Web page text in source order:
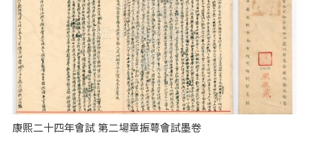
康熙二十四年會試 第二場章振萼會試墨卷